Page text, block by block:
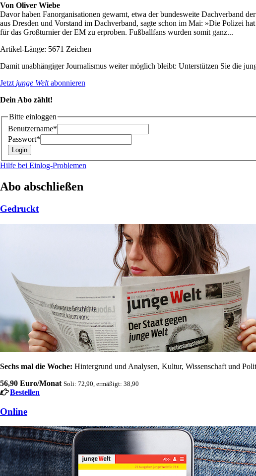
Von Oliver Wiebe
Davor haben Fanorganisationen gewarnt, etwa der bundesweite Dachverband
aus Dresden und Vorstand im Dachverband, sagte schon im Mai: »Die Polizei
für das Großturnier der EM zu erproben. Fußballfans wurden somit ganz...
Artikel-Länge: 5671 Zeichen
Damit unabhängiger Journalismus weiter möglich bleibt: Unterstützen Sie die
Jetzt junge Weltabonnieren
Dein Abo zählt!
Bitte einloggen
Benutzername*
Passwort*
Hilfe bei Einlog-Problemen
Abo abschließen
Gedruckt
Sechs mal die Woche: Hintergrund und Analysen, Kultur, Wissenschaft und
56,90 Euro/Monat Soli: 72,90, ermäßigt: 38,90
Bestellen
Online